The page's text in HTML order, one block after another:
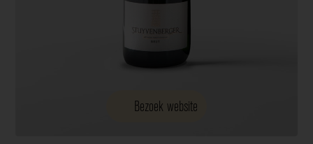
Bezoek website